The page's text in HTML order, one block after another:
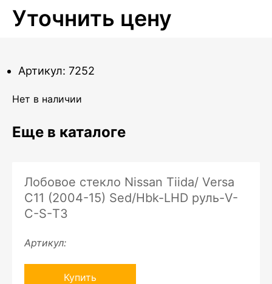
Уточнить цену
Артикул: 7252
Нет в наличии
Еще в каталоге
Лобовое стекло Nissan Tiida/ Versa
C11 (2004-15) Sed/Hbk-LHD руль-V-
C-S-ТЗ
Артикул:
Купить